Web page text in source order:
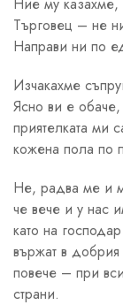
Търговец – не
Направи ни по
Изчакахме
Ясно ви е
приятелката ми
кожена пола по
Не, радва ме и
че вече и у нас
като на
вържат в
повече – при
страни.